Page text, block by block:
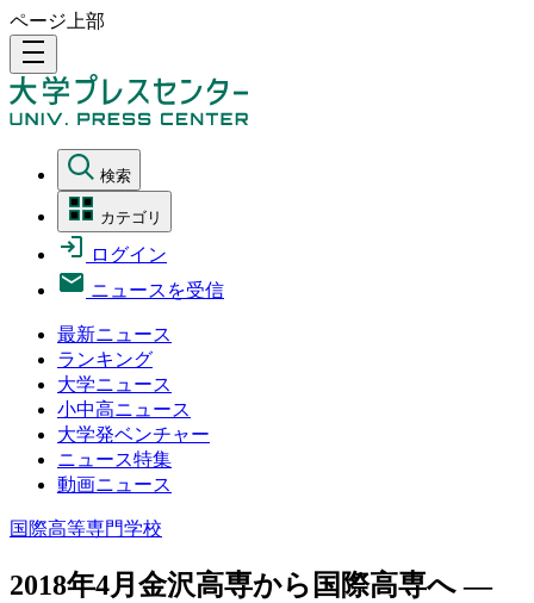
ページ上部
density_medium
検索
カテゴリ
ログイン
ニュースを受信
最新ニュース
ランキング
大学ニュース
小中高ニュース
大学発ベンチャー
ニュース特集
動画ニュース
国際高等専門学校
2018年4月金沢高専から国際高専へ —